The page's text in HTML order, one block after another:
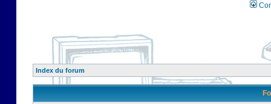
Index du forum